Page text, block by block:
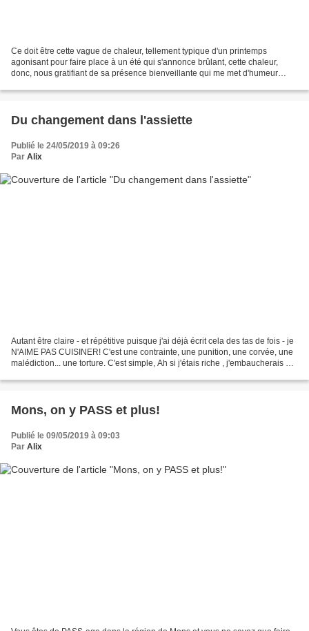
Ce doit être cette vague de chaleur, tellement typique d'un printemps
agonisant pour faire place à un été qui s'annonce brûlant, cette chaleur,
donc, nous gratifiant de sa présence bienveillante qui me met d'humeur
Du changement dans l'assiette
Publié le 24/05/2019 à 09:26
Par Alix
Autant être claire - et répétitive puisque j'ai déjà écrit cela des tas de fois - je
N'AIME PAS CUISINER! C'est une contrainte, une punition, une corvée, une
malédiction... une torture. C'est simple, Ah si j'étais riche , j'embaucherais un
Mons, on y PASS et plus!
Publié le 09/05/2019 à 09:03
Par Alix